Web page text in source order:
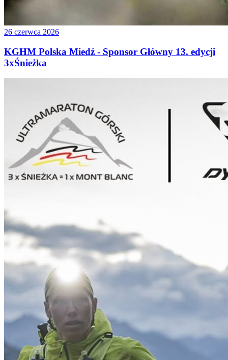
26 czerwca 2026
KGHM Polska Miedź - Sponsor Główny 13. edycji
3xŚnieżka